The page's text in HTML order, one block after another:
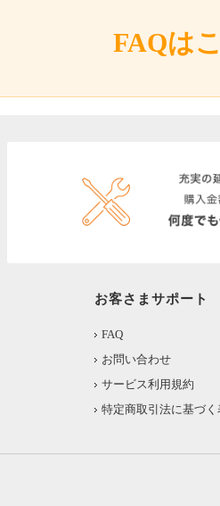
FAQは
お客さまサポート
FAQ
お問い合わせ
サービス利用規約
特定商取引法に基づく